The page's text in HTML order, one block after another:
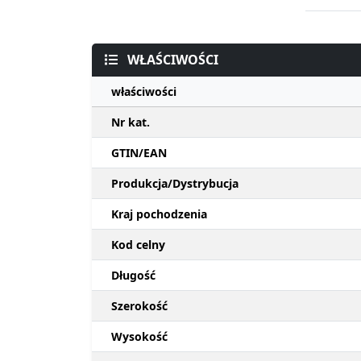
WŁAŚCIWOŚCI
właściwości
Nr kat.
GTIN/EAN
Produkcja/Dystrybucja
Kraj pochodzenia
Kod celny
Długość
Szerokość
Wysokość